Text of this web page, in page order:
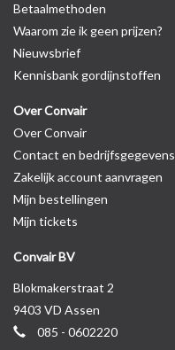
Betaalmethoden
Waarom zie ik geen prijzen?
Nieuwsbrief
Kennisbank gordijnstoffen
Over Convair
Over Convair
Contact en bedrijfsgegevens
Zakelijk account aanvragen
Mijn bestellingen
Mijn tickets
Convair BV
Blokmakerstraat 2
9403 VD Assen
085 - 0602220